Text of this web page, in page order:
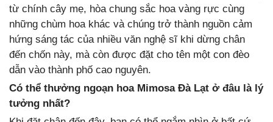
từ chính cây mẹ, hòa chung sắc hoa vàng rực cùng
những chùm hoa khác và chúng trở thành nguồn cảm
hứng sáng tác của nhiều văn nghệ sĩ khi dừng chân
đến chốn này, mà còn được đặt cho tên một con đèo
dẫn vào thành phố cao nguyên.
Có thể thưởng ngoạn hoa Mimosa Đà Lạt ở đâu là lý
tưởng nhất?